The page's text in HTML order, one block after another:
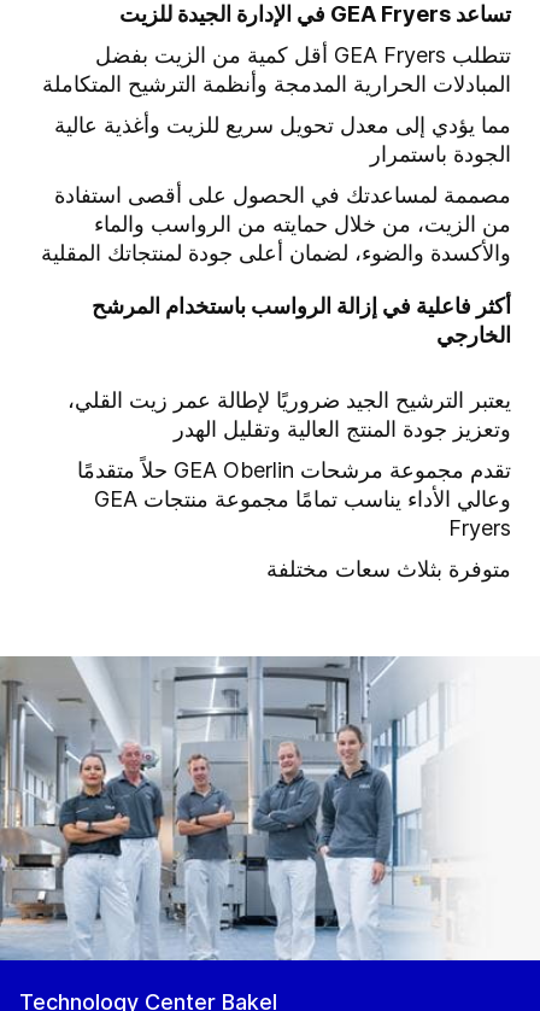
تساعد GEA Fryers في الإدارة الجيدة للزيت
تتطلب GEA Fryers أقل كمية من الزيت بفضل
المبادلات الحرارية المدمجة وأنظمة الترشيح المتكاملة
مما يؤدي إلى معدل تحويل سريع للزيت وأغذية عالية
الجودة باستمرار
مصممة لمساعدتك في الحصول على أقصى استفادة
من الزيت، من خلال حمايته من الرواسب والماء
والأكسدة والضوء، لضمان أعلى جودة لمنتجاتك المقلية
أكثر فاعلية في إزالة الرواسب باستخدام المرشح
الخارجي
يعتبر الترشيح الجيد ضروريًا لإطالة عمر زيت القلي،
وتعزيز جودة المنتج العالية وتقليل الهدر
تقدم مجموعة مرشحات GEA Oberlin حلاً متقدمًا
وعالي الأداء يناسب تمامًا مجموعة منتجات GEA
Fryers
متوفرة بثلاث سعات مختلفة
Technology Center Bakel